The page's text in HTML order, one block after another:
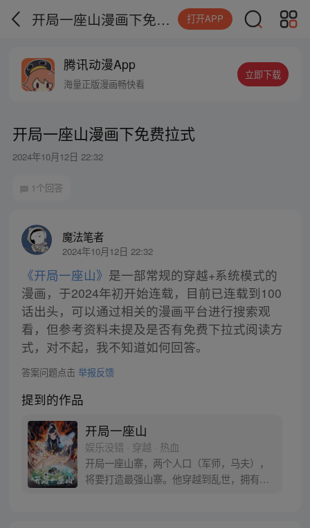
开局一座山漫画下免费拉式 打开APP
腾讯动漫App
海量正版漫画畅快看
立即下载
开局一座山漫画下免费拉式
2024年10月12日 22:32
1个回答
魔法笔者
2024年10月12日 22:32
《开局一座山》 是一部常规的穿越+系统模式的
漫画，于2024年初开始连载，目前已连载到100
话出头，可以通过相关的漫画平台进行搜索观
看，但参考资料未提及是否有免费下拉式阅读方
式，对不起，我不知道如何回答。
答案问题点击 举报反馈
提到的作品
开局一座山
娱乐没错 · 穿越 · 热血
开局一座山寨，两个人口（军师，马夫），
将要打造最强山寨。他穿越到乱世，拥有一